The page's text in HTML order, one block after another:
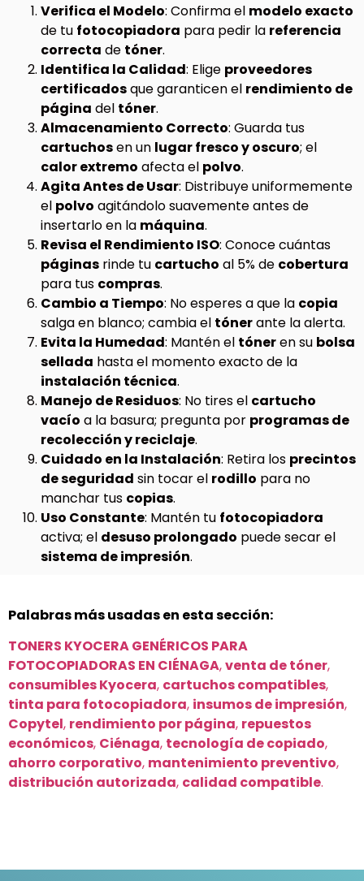
Verifica el Modelo: Confirma el modelo exacto
de tu fotocopiadora para pedir la referencia
correcta de tóner.
Identifica la Calidad: Elige proveedores
certificadosque garanticen el rendimiento de
página del tóner.
Almacenamiento Correcto: Guarda tus
cartuchosen un lugar fresco y oscuro; el
calor extremo afecta el polvo.
Agita Antes de Usar: Distribuye uniformemente
el polvo agitándolo suavemente antes de
insertarlo en la máquina.
Revisa el Rendimiento ISO: Conoce cuántas
páginas rinde tu cartucho al 5% de cobertura
para tus compras.
Cambio a Tiempo: No esperes a que la copia
salga en blanco; cambia el tónerante la alerta.
Evita la Humedad: Mantén el tóneren su bolsa
sellada hasta el momento exacto de la
instalación técnica.
Manejo de Residuos: No tires el cartucho
vacío a la basura; pregunta por programas de
recolección y reciclaje.
Cuidado en la Instalación: Retira los precintos
de seguridad sin tocar el rodillo para no
manchar tus copias.
Uso Constante: Mantén tu fotocopiadora
activa; el desuso prolongado puede secar el
sistema de impresión.
Palabras más usadas en esta sección:
TONERS KYOCERA GENÉRICOS PARA
FOTOCOPIADORAS EN CIÉNAGA,venta de tóner,
consumibles Kyocera, cartuchos compatibles,
tinta para fotocopiadora, insumos de impresión,
Copytel, rendimiento por página, repuestos
económicos, Ciénaga, tecnología de copiado,
ahorro corporativo, mantenimiento preventivo,
distribución autorizada, calidad compatible.